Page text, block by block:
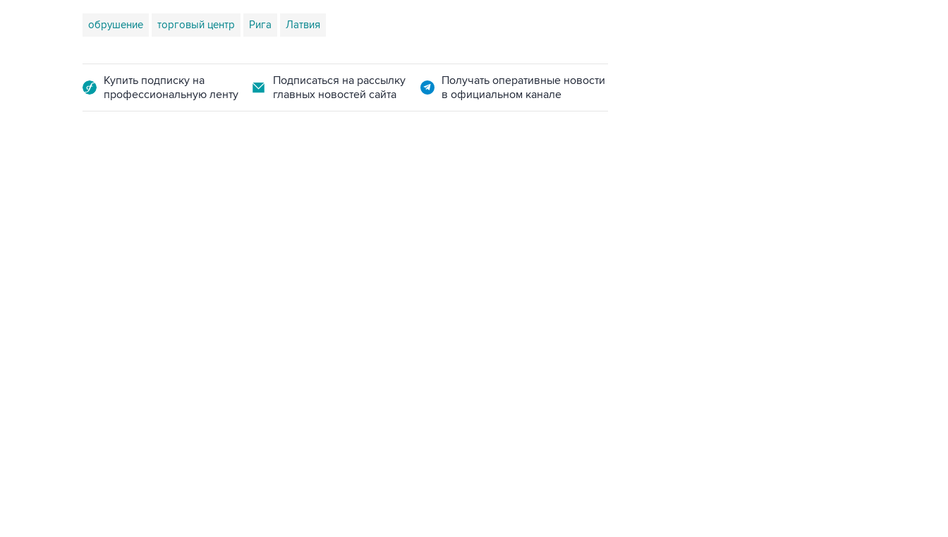
обрушение торговый центр Рига Латвия
Купить подписку на
профессиональную ленту
Подписаться на рассылку
главных новостей сайта
Получать оперативные новости
в официальном канале